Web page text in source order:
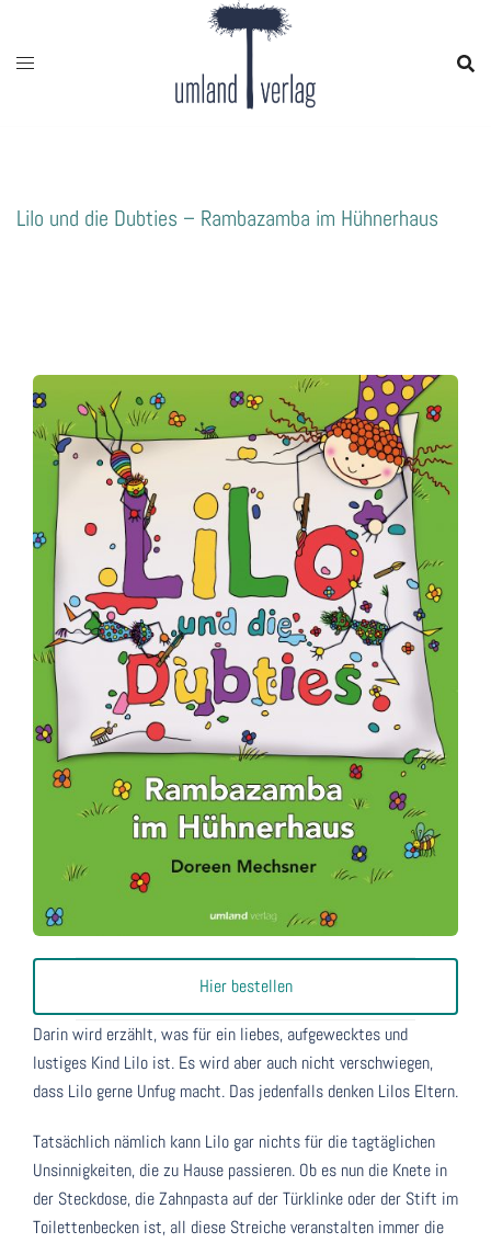
springen
Lilo und die Dubties – Rambazamba im Hühnerhaus
Hier bestellen
Darin wird erzählt, was für ein liebes, aufgewecktes und
lustiges Kind Lilo ist. Es wird aber auch nicht verschwiegen,
dass Lilo gerne Unfug macht. Das jedenfalls denken Lilos Eltern.
Tatsächlich nämlich kann Lilo gar nichts für die tagtäglichen
Unsinnigkeiten, die zu Hause passieren. Ob es nun die Knete in
der Steckdose, die Zahnpasta auf der Türklinke oder der Stift im
Toilettenbecken ist, all diese Streiche veranstalten immer die